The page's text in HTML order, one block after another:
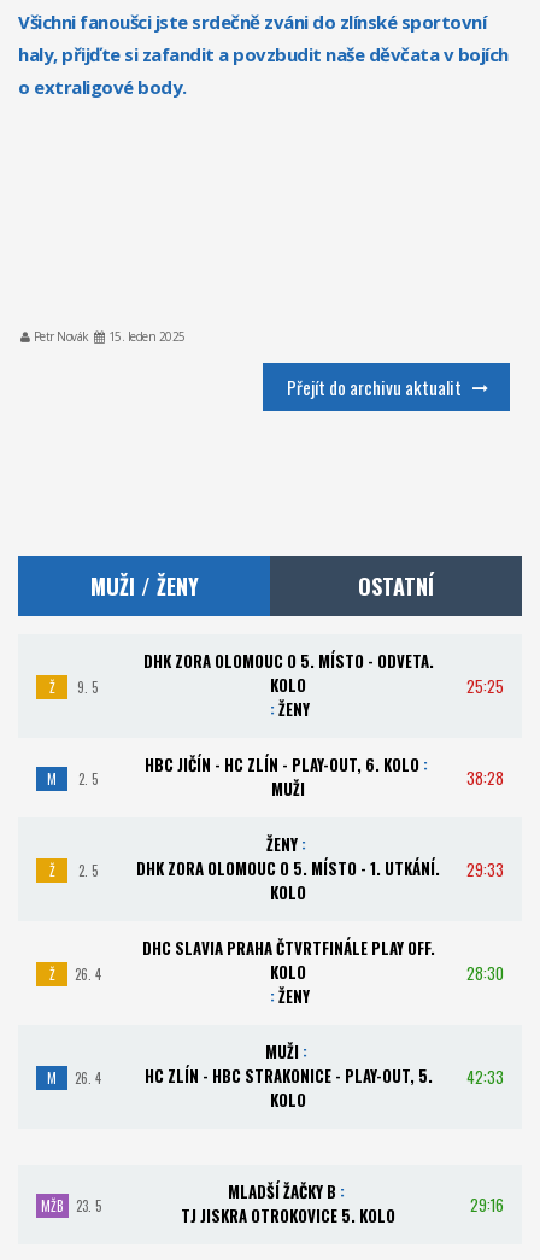
Všichni fanoušci jste srdečně zváni do zlínské sportovní
haly, přijďte si zafandit a povzbudit naše děvčata v bojích
o extraligové body.
Petr Novák 15. leden 2025
Přejít do archivu aktualit
MUŽI / ŽENY OSTATNÍ
Ž 9. 5
DHK ZORA OLOMOUC O 5. MÍSTO - ODVETA.
KOLO
: ŽENY
25:25
M 2. 5
HBC JIČÍN - HC ZLÍN - PLAY-OUT, 6. KOLO :
MUŽI
38:28
Ž 2. 5
ŽENY :
DHK ZORA OLOMOUC O 5. MÍSTO - 1. UTKÁNÍ.
KOLO
29:33
Ž 26. 4
DHC SLAVIA PRAHA ČTVRTFINÁLE PLAY OFF.
KOLO
: ŽENY
28:30
M 26. 4
MUŽI :
HC ZLÍN - HBC STRAKONICE - PLAY-OUT, 5.
KOLO
42:33
MŽB 23. 5
MLADŠÍ ŽAČKY B :
TJ JISKRA OTROKOVICE 5. KOLO
29:16